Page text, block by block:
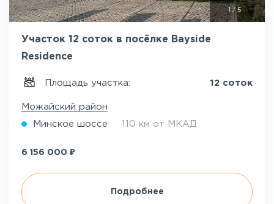
1 /5
Участок 12 соток в посёлке Bayside
Residence
Площадь участка: 12 соток
Можайский район
Минское шоссе 110 км от МКАД
6 156 000 ₽
Подробнее